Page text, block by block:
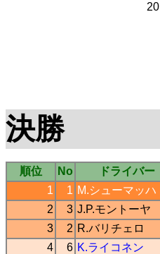
20
決勝
順位 No ドライバー
1
1 M.シューマッハ
2
3 J.P.モントーヤ
3
2 R.バリチェロ
4
6 K.ライコネン